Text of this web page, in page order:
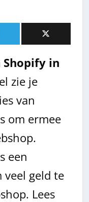
in
zie je
van
om ermee
een
geld te
Lees